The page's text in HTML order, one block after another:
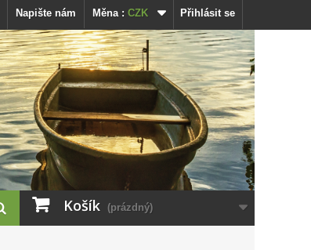
Přihlásit se
Měna : CZK
Napište nám
Košík (prázdný)